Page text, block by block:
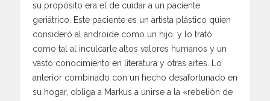
su propósito era el de cuidar a un paciente
geriátrico. Este paciente es un artista plástico quien
consideró al androide como un hijo, y lo trató
como tal al inculcarle altos valores humanos y un
vasto conocimiento en literatura y otras artes. Lo
anterior combinado con un hecho desafortunado en
su hogar, obliga a Markus a unirse a la «rebelión de